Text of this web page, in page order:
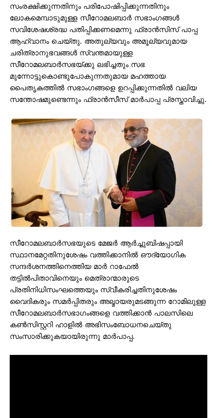
സംരക്ഷിക്കുന്നതിനും പരിപോഷിപ്പിക്കുന്നതിനും
ലോകമെമ്പാടുമുള്ള സീറോമലബാര്‍ സഭാംഗങ്ങള്‍
സവിശേഷശ്രദ്ധ പതിപ്പിക്കണമെന്നു ഫ്രാന്‍സിസ് പാപ്പ
ആഹ്വാനം ചെയ്തു. അതുല്യവും അമൂല്യവുമായ
ചരിത്രാനുഭവങ്ങള്‍ സ്വന്തമായുള്ള
സീറോമലബാര്‍സഭയ്ക്കു ലഭിച്ചതും സഭ
മുന്നോട്ടുകൊണ്ടുപോകുന്നതുമായ മഹത്തായ
പൈതൃകത്തില്‍ സഭാംഗങ്ങളെ ഉറപ്പിക്കുന്നതില്‍ വലിയ
സന്തോഷമുണ്ടെന്നും ഫ്രാന്‍സീസ് മാര്‍പാപ്പ പ്രസ്താവിച്ചു.
സീറോമലബാര്‍സഭയുടെ മേജര്‍ ആര്‍ച്ചുബിഷപ്പായി
സ്ഥാനമേറ്റതിനുശേഷം വത്തിക്കാനില്‍ ഔദ്യോഗിക
സന്ദര്‍ശനത്തിനെത്തിയ മാര്‍ റാഫേല്‍
തട്ടില്‍പിതാവിനെയും മെത്രാന്മാരുടെ
പ്രതിനിധിസംഘത്തെയും സ്വീകരിച്ചതിനുശേഷം
വൈദികരും സമര്‍പ്പിതരും അല്മായരുമടങ്ങുന്ന റോമിലുള്ള
സീറോമലബാര്‍സഭാഗംങ്ങളെ വത്തിക്കാന്‍ പാലസിലെ
കണ്‍സിസ്റ്ററി ഹാളില്‍ അഭിസംബോധനചെയ്തു
സംസാരിക്കുകയായിരുന്നു മാര്‍പാപ്പ.